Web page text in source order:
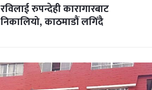
रविलाई रुपन्देही कारागारबाट
निकालियो, काठमाडौं लगिंदै